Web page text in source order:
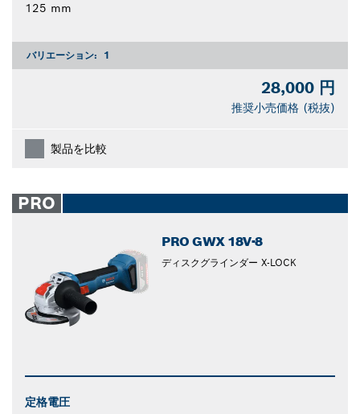
125 mm
バリエーション: 1
28,000 円
推奨小売価格 (税抜)
製品を比較
PRO
PRO GWX 18V-8
ディスクグラインダー X-LOCK
定格電圧